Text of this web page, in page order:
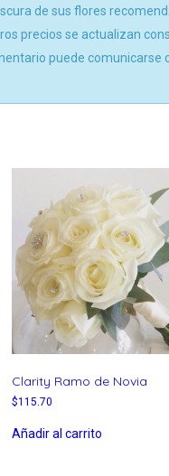
de sus flores
precios se actualizan
puede comunicarse
Clarity Ramo de Novia
$115.70
Añadir al carrito